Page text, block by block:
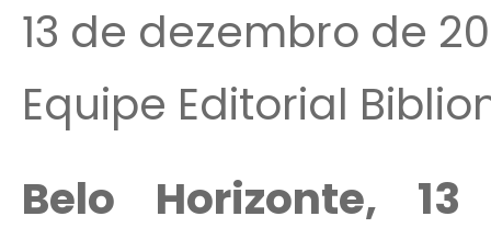
13 de dezembro de
Equipe Editorial
Belo Horizonte,